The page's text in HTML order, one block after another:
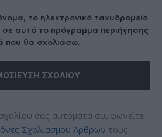
το ηλεκτρονικό ταχυδρομείο
σε αυτό το πρόγραμμα περιήγησης
που θα σχολιάσω.
σας αυτόματα συμφωνείτε
Σχολιασμού Άρθρων τους